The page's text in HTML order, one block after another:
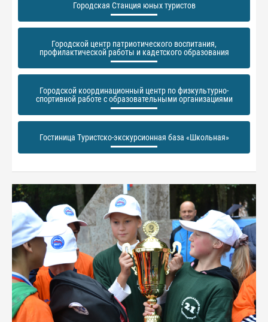
Городская Станция юных туристов
Городской центр патриотического воспитания,
профилактической работы и кадетского образования
Городской координационный центр по физкультурно-
спортивной работе с образовательными организациями
Гостиница Туристско-экскурсионная база «Школьная»